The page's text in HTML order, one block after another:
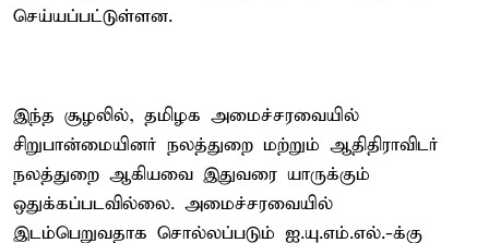
செய்யப்பட்டுள்ளன.
இந்த சூழலில், தமிழக அமைச்சரவையில்
சிறுபான்மையினர் நலத்துறை மற்றும் ஆதிதிராவிடர்
நலத்துறை ஆகியவை இதுவரை யாருக்கும்
ஒதுக்கப்படவில்லை. அமைச்சரவையில்
இடம்பெறுவதாக சொல்லப்படும் ஐ.யு.எம்.எல்.-க்கு